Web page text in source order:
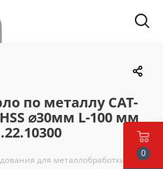
по металлу CAT-
⌀30мм L-100 мм
для металлобработки
0